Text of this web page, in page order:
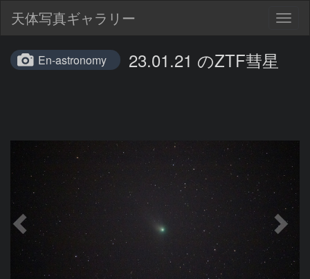
天体写真ギャラリー
En-astronomy 23.01.21 のZTF彗星